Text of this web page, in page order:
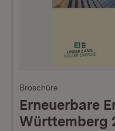
Broschüre
Erneuerbare
Württemberg